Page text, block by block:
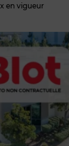
en vigueur